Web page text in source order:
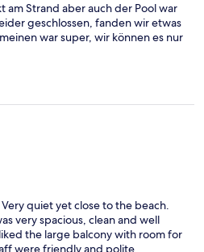
am Strand aber auch der Pool war
geschlossen, fanden wir etwas
war super, wir können es nur
quiet yet close to the beach.
very spacious, clean and well
the large balcony with room for
were friendly and polite